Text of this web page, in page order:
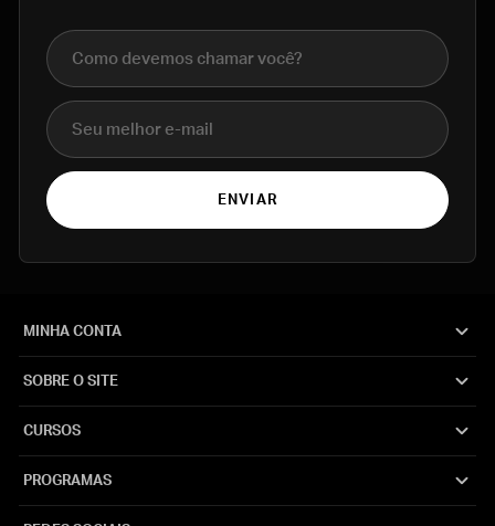
Nome completo
E-mail
ENVIAR
MINHA CONTA
SOBRE O SITE
CURSOS
PROGRAMAS